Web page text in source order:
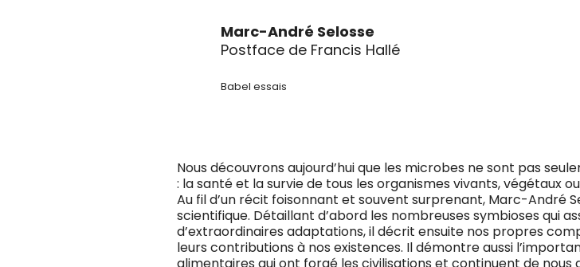
Marc-André Selosse
Postface de Francis Hallé
Babel essais
Nous découvrons aujourd’hui que les microbes ne sont pas
: la santé et la survie de tous les organismes vivants, végétaux
Au fil d’un récit foisonnant et souvent surprenant, Marc-André
scientifique. Détaillant d’abord les nombreuses symbioses qui
d’extraordinaires adaptations, il décrit ensuite nos propres
leurs contributions à nos existences. Il démontre aussi